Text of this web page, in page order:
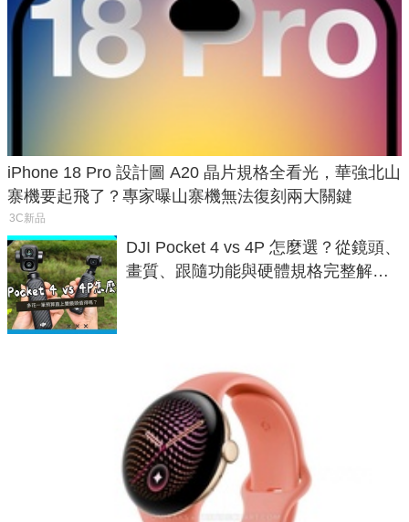
iPhone 18 Pro 設計圖 A20 晶片規格全看光，華強北山
寨機要起飛了？專家曝山寨機無法復刻兩大關鍵
3C新品
DJI Pocket 4 vs 4P 怎麼選？從鏡頭、
畫質、跟隨功能與硬體規格完整解